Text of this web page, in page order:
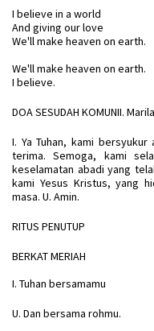
I believe in a world
And giving our love
We'll make heaven on earth.
We'll make heaven on earth.
I believe.
DOA SESUDAH KOMUNII.
I. Ya Tuhan, kami
terima. Semoga, kami
keselamatan abadi yang
kami Yesus Kristus, yang
masa. U. Amin.
RITUS PENUTUP
BERKAT MERIAH
I. Tuhan bersamamu
U. Dan bersama rohmu.